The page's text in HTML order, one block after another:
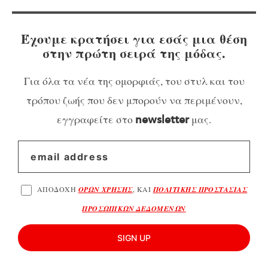
Έχουμε κρατήσει για εσάς μια θέση
στην πρώτη σειρά της μόδας.
Για όλα τα νέα της ομορφιάς, του στυλ και του
τρόπου ζωής που δεν μπορούν να περιμένουν,
εγγραφείτε στο newsletterμας.
ΑΠΟΔΟΧΗ ΟΡΩΝ ΧΡΗΣΗΣ, ΚΑΙΠΟΛΙΤΙΚΗΣ ΠΡΟΣΤΑΣΙΑΣ
ΠΡΟΣΩΠΙΚΩΝ ΔΕΔΟΜΕΝΩΝ
SIGN UP